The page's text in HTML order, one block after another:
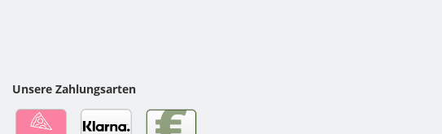
Unsere Zahlungsarten